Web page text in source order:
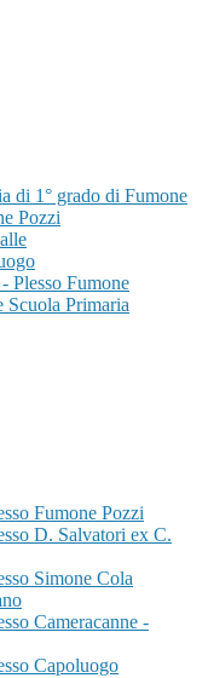
di 1° grado di Fumone
Pozzi
Plesso Fumone
Scuola Primaria
Fumone Pozzi
D. Salvatori ex C.
Simone Cola
Cameracanne -
Capoluogo